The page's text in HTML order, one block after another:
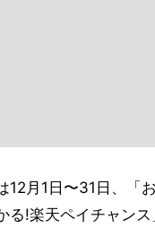
12月1日〜31日、「
る!楽天ペイチャン